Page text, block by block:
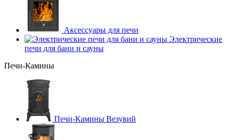
Аксессуары для печи
Электрические
печи для бани и сауны
Печи-Камины
Печи-Камины Везувий